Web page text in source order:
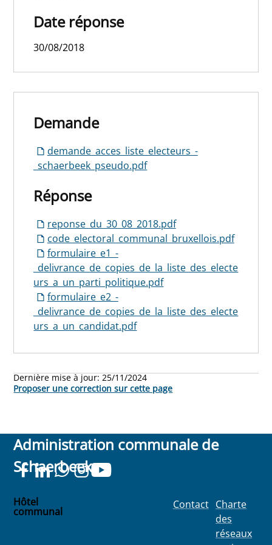
Date réponse
30/08/2018
Demande
demande_acces_liste_electeurs_-
_schaerbeek_pseudo.pdf
Réponse
reponse_du_30_08_2018.pdf
code_electoral_communal_bruxellois.pdf
formulaire_e1_-
_delivrance_de_copies_de_la_liste_des_electe
urs_a_un_parti_politique.pdf
formulaire_e2_-
_delivrance_de_copies_de_la_liste_des_electe
urs_a_un_candidat.pdf
Dernière mise à jour:25/11/2024
Proposer une correction sur cette page
Administration communale de
Schaerbeek
Hôtel
communal
Contact Charte
des
réseaux